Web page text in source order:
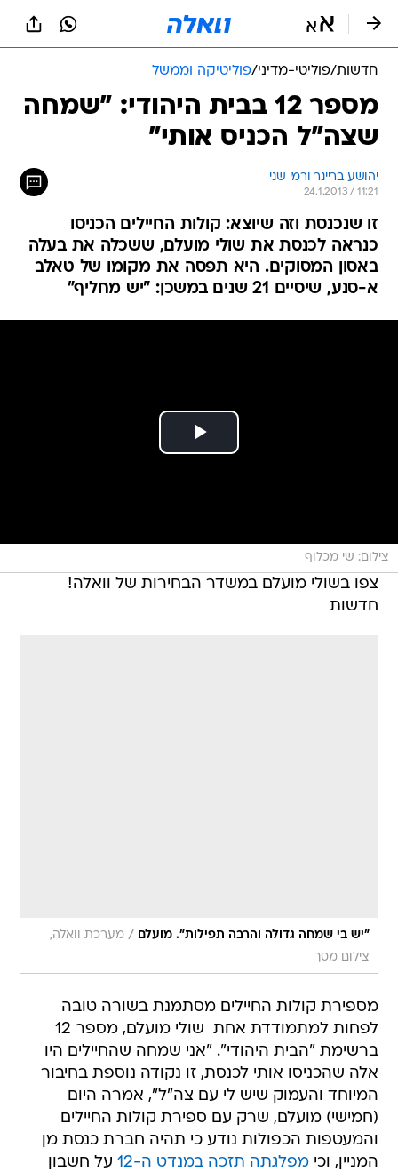
חדשות/פוליטי-מדיני/פוליטיקה וממשל
מספר 12 בבית היהודי: "שמחה
שצה"ל הכניס אותי"
יהושע בריינר ורמי שני
24.1.2013 / 11:21
זו שנכנסת וזה שיוצא: קולות החיילים הכניסו
כנראה לכנסת את שולי מועלם, ששכלה את בעלה
באסון המסוקים. היא תפסה את מקומו של טאלב
א-סנע, שיסיים 21 שנים במשכן: "יש מחליף"
צילום: שי מכלוף
צפו בשולי מועלם במשדר הבחירות של וואלה!
חדשות
"יש בי שמחה גדולה והרבה תפילות". מועלם / מערכת וואלה,
צילום מסך
מספירת קולות החיילים מסתמנת בשורה טובה
לפחות למתמודדת אחת  שולי מועלם, מספר 12
ברשימת "הבית היהודי". "אני שמחה שהחיילים היו
אלה שהכניסו אותי לכנסת, זו נקודה נוספת בחיבור
המיוחד והעמוק שיש לי עם צה"ל", אמרה היום
(חמישי) מועלם, שרק עם ספירת קולות החיילים
והמעטפות הכפולות נודע כי תהיה חברת כנסת מן
המניין, וכימפלגתה תזכה במנדט ה-12
על חשבון